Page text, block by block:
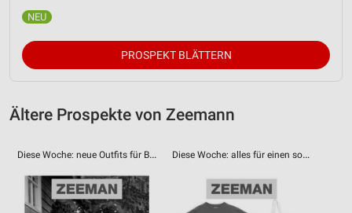
PROSPEKT BLÄTTERN
Ältere Prospekte von Zeemann
Diese Woche: neue Outfits für Baby und Kind. Diese Woche: alles für einen sommerlichen Tag.